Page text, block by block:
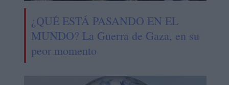
¿QUÉ ESTÁ PASANDO EN EL
MUNDO? La Guerra de Gaza, en su
peor momento